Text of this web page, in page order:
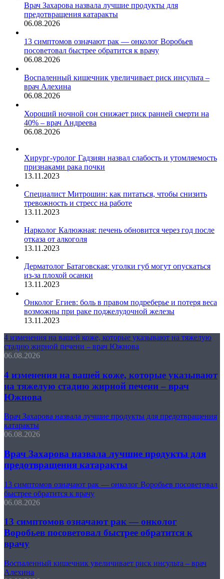
Врач Захарова назвала лучшие продукты для
предотвращения катаракты
06.08.2026
13 симптомов означают рак — онколог Воробьев
посоветовал быстрее обратится к врачу
06.08.2026
Воспаленный кишечник увеличивает риск инсульта –
врач Алехина
06.08.2026
Хороший ночной сон снижает риск ранней смерти на
40% – врач Андреева
06.08.2026
Хирург-уролог Гадзиян назвал слабость и утомляемость
признаками рака почки
13.11.2023
Специалист Митрошин: как питаться, чтобы снизить
тревожность и стресс на работе
13.11.2023
Нарколог Калюжная: печень обновится через год после
отказа от алкоголя
13.11.2023
Дерматолог Батаговская: уголки губ могут опускаться
из-за плохой осанки
13.11.2023
Онколог Егиев: боль в правом подреберье и потеря веса
возможны при раке поджелудочной железы
13.11.2023
4 изменения на вашей коже, которые указывают на тяжелую
стадию жирной печени – врач Южнова
06.08.2026
4 изменения на вашей коже, которые указывают
на тяжелую стадию жирной печени – врач
Южнова
Врач Захарова назвала лучшие продукты для предотвращения
катаракты
06.08.2026
Врач Захарова назвала лучшие продукты для
предотвращения катаракты
13 симптомов означают рак — онколог Воробьев посоветовал
быстрее обратится к врачу
06.08.2026
13 симптомов означают рак — онколог
Воробьев посоветовал быстрее обратится к
врачу
Воспаленный кишечник увеличивает риск инсульта – врач
Алехина